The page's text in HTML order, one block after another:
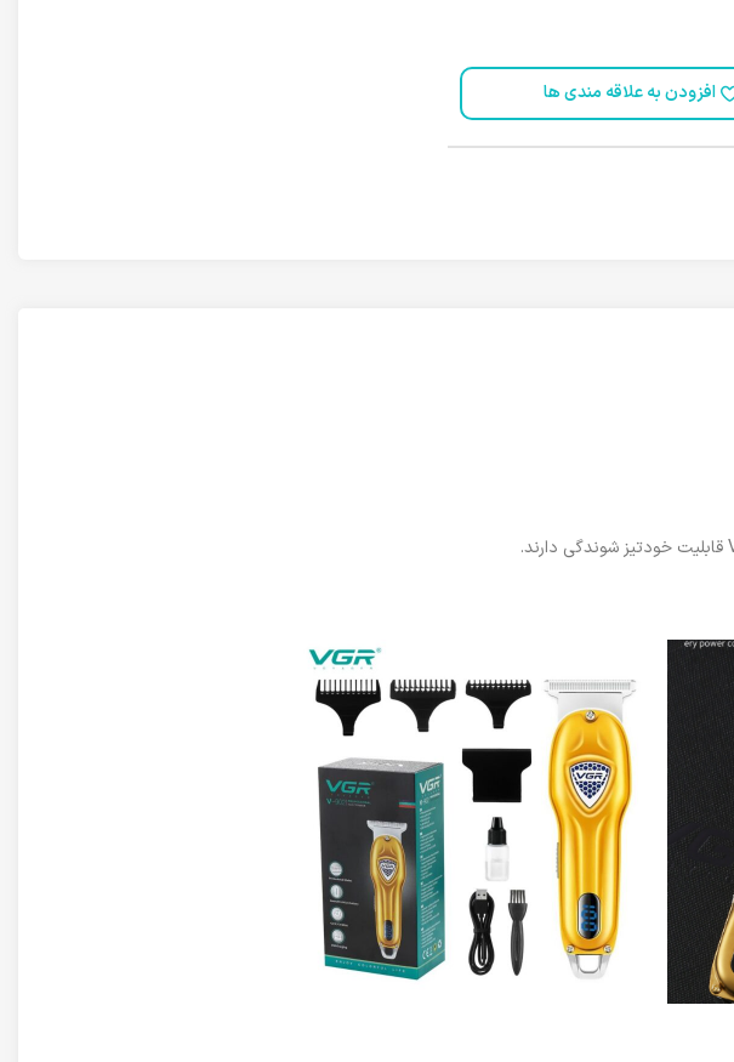
افزودن به علاقه مندی ها